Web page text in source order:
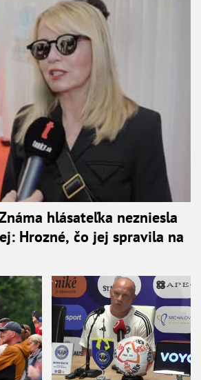
hlásateľka nezniesla
Hrozné, čo jej spravila na